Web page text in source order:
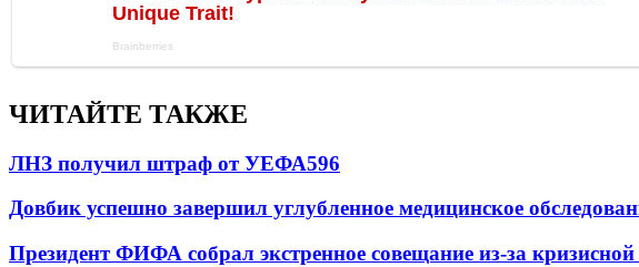
ЧИТАЙТЕ ТАКЖЕ
ЛНЗ получил штраф от УЕФА596
Довбик успешно завершил углубленное медицинское
Президент ФИФА собрал экстренное совещание из-за кризисной